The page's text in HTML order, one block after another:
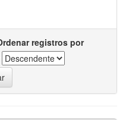
registros por